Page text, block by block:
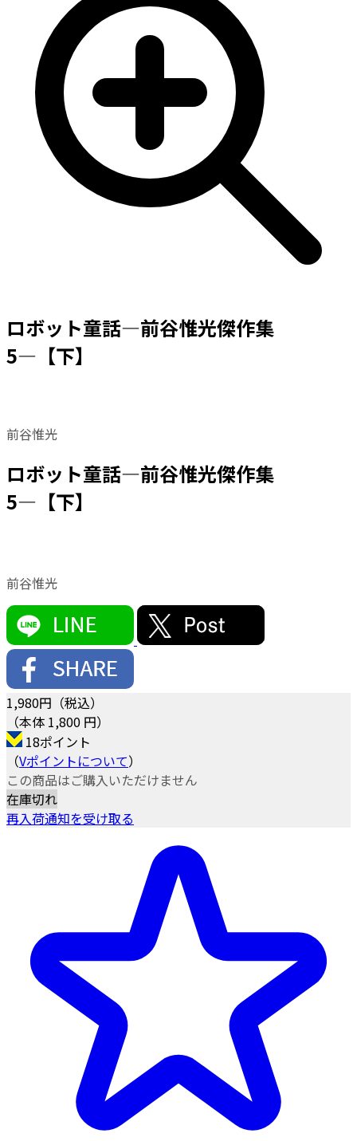
ロボット童話―前谷惟光傑作集
5―【下】
前谷惟光
ロボット童話―前谷惟光傑作集
5―【下】
前谷惟光
1,980円（税込）
（本体 1,800 円）
18ポイント
（Vポイントについて）
この商品はご購入いただけません
在庫切れ
再入荷通知を受け取る